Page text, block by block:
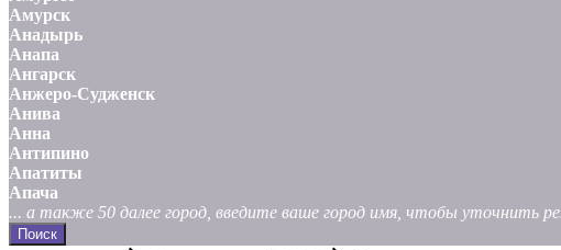
Амурск
Анадырь
Анапа
Ангарск
Анжеро-Судженск
Анива
Анна
Антипино
Апатиты
Апача
... а также 50 далее город, введите ваше город имя, чтобы уточнить
Поиск